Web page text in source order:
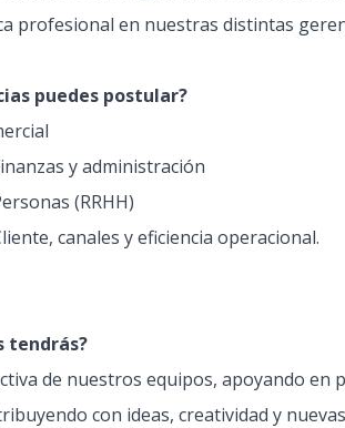
profesional en nuestras distintas
puedes postular?
y administración
(RRHH)
canales y eficiencia operacional.
tendrás?
de nuestros equipos, apoyando en
con ideas, creatividad y